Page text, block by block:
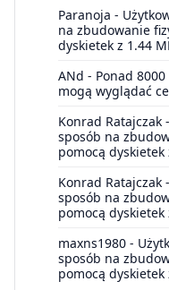
Paranoja -
na zbudowanie
dyskietek z 1.44
ANd - Ponad
mogą wyglądać
Konrad Ratajczak -
sposób na
pomocą
Konrad Ratajczak -
sposób na
pomocą
maxns1980 -
sposób na
pomocą